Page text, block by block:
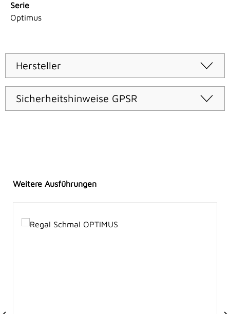
Serie
Optimus
Hersteller
Sicherheitshinweise GPSR
Produktgalerie überspringen
Weitere Ausführungen